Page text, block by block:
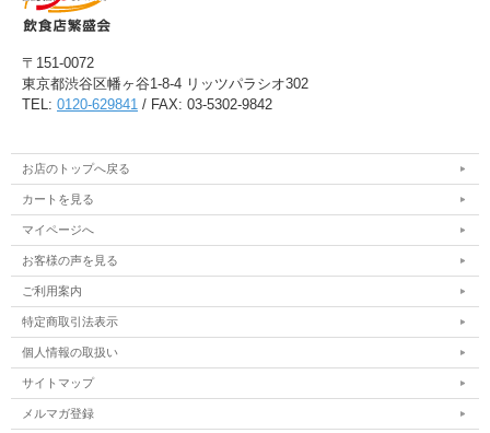
〒151-0072
東京都渋谷区幡ヶ谷1-8-4 リッツパラシオ302
TEL: 0120-629841 / FAX: 03-5302-9842
お店のトップへ戻る
カートを見る
マイページへ
お客様の声を見る
ご利用案内
特定商取引法表示
個人情報の取扱い
サイトマップ
メルマガ登録